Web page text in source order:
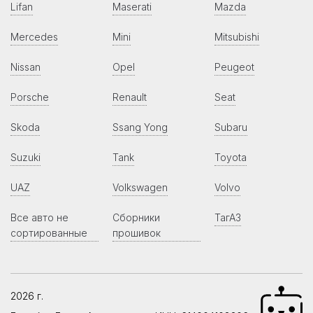
Lifan Maserati Mazda
Mercedes Mini Mitsubishi
Nissan Opel Peugeot
Porsche Renault Seat
Skoda Ssang Yong Subaru
Suzuki Tank Toyota
UAZ Volkswagen Volvo
Все авто не
сортированные
Сборники
прошивок
ТагАЗ
2026 г.